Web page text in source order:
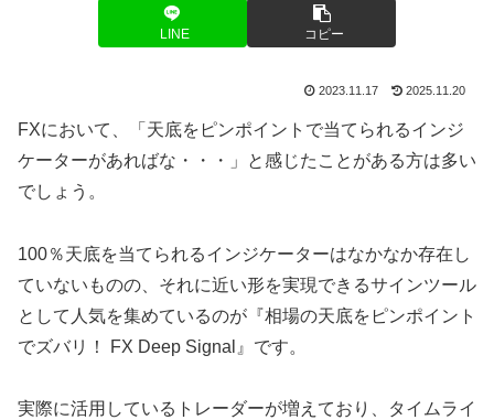
LINE コピー
2023.11.17 2025.11.20
FXにおいて、「天底をピンポイントで当てられるインジ
ケーターがあればな・・・」と感じたことがある方は多い
でしょう。
100％天底を当てられるインジケーターはなかなか存在し
ていないものの、それに近い形を実現できるサインツール
として人気を集めているのが『相場の天底をピンポイント
でズバリ！ FX Deep Signal』です。
実際に活用しているトレーダーが増えており、タイムライ